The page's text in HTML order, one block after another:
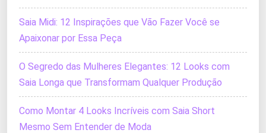
Saia Midi: 12 Inspirações que Vão Fazer Você se
Apaixonar por Essa Peça
O Segredo das Mulheres Elegantes: 12 Looks com
Saia Longa que Transformam Qualquer Produção
Como Montar 4 Looks Incríveis com Saia Short
Mesmo Sem Entender de Moda